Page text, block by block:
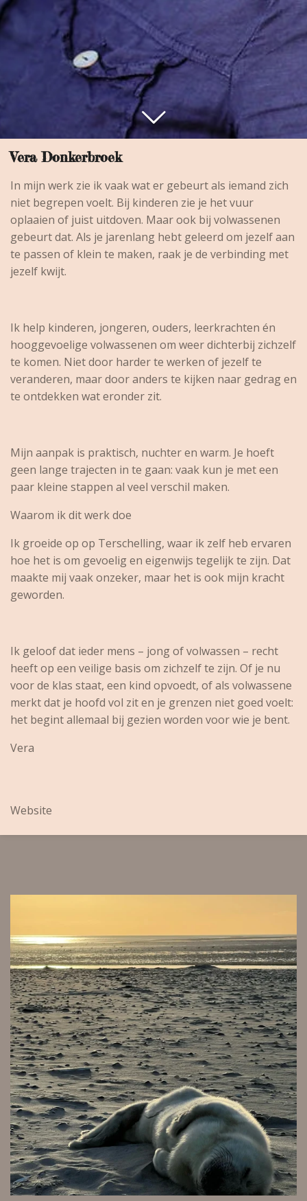
Vera Donkerbroek
In mijn werk zie ik vaak wat er gebeurt als iemand zich
niet begrepen voelt. Bij kinderen zie je het vuur
oplaaien of juist uitdoven. Maar ook bij volwassenen
gebeurt dat. Als je jarenlang hebt geleerd om jezelf aan
te passen of klein te maken, raak je de verbinding met
jezelf kwijt.
Ik help kinderen, jongeren, ouders, leerkrachten én
hooggevoelige volwassenen om weer dichterbij zichzelf
te komen. Niet door harder te werken of jezelf te
veranderen, maar door anders te kijken naar gedrag en
te ontdekken wat eronder zit.
Mijn aanpak is praktisch, nuchter en warm. Je hoeft
geen lange trajecten in te gaan: vaak kun je met een
paar kleine stappen al veel verschil maken.
Waarom ik dit werk doe
Ik groeide op op Terschelling, waar ik zelf heb ervaren
hoe het is om gevoelig en eigenwijs tegelijk te zijn. Dat
maakte mij vaak onzeker, maar het is ook mijn kracht
geworden.
Ik geloof dat ieder mens – jong of volwassen – recht
heeft op een veilige basis om zichzelf te zijn. Of je nu
voor de klas staat, een kind opvoedt, of als volwassene
merkt dat je hoofd vol zit en je grenzen niet goed voelt:
het begint allemaal bij gezien worden voor wie je bent.
Vera
Website